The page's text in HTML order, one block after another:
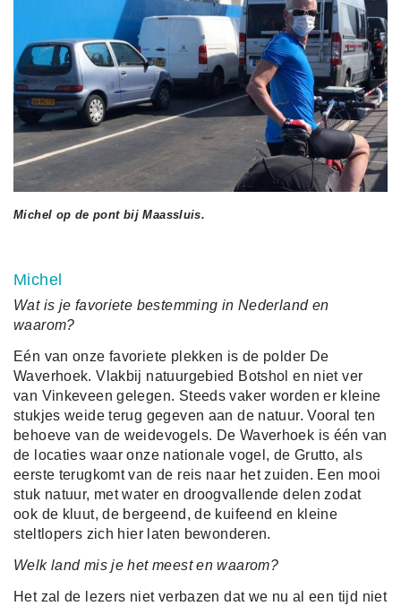
Michel op de pont bij Maassluis.
Michel
Wat is je favoriete bestemming in Nederland en
waarom?
Eén van onze favoriete plekken is de polder De
Waverhoek. Vlakbij natuurgebied Botshol en niet ver
van Vinkeveen gelegen. Steeds vaker worden er kleine
stukjes weide terug gegeven aan de natuur. Vooral ten
behoeve van de weidevogels. De Waverhoek is één van
de locaties waar onze nationale vogel, de Grutto, als
eerste terugkomt van de reis naar het zuiden. Een mooi
stuk natuur, met water en droogvallende delen zodat
ook de kluut, de bergeend, de kuifeend en kleine
steltlopers zich hier laten bewonderen.
Welk land mis je het meest en waarom?
Het zal de lezers niet verbazen dat we nu al een tijd niet